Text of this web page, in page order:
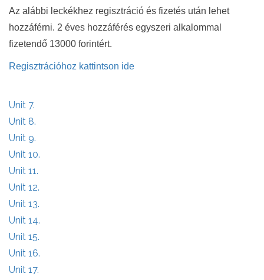
Az alábbi leckékhez regisztráció és fizetés után lehet
hozzáférni. 2 éves hozzáférés egyszeri alkalommal
fizetendő 13000 forintért.
Regisztrációhoz kattintson ide
Unit 7.
Unit 8.
Unit 9.
Unit 10.
Unit 11.
Unit 12.
Unit 13.
Unit 14.
Unit 15.
Unit 16.
Unit 17.